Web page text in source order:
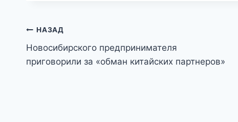
Навигация
по
НАЗАД
Новосибирского предпринимателя
приговорили за «обман китайских партнеров»